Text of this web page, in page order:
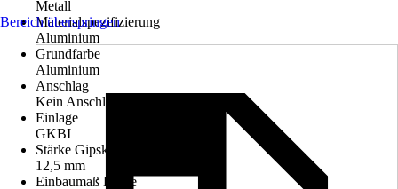
Metall
Materialspezifizierung
Aluminium
Grundfarbe
Aluminium
Anschlag
Kein Anschlag
Einlage
GKBI
Stärke Gipskartoneinlage
12,5 mm
Einbaumaß Breite
Bereich überspringen